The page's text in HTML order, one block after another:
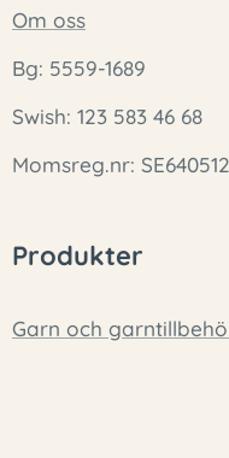
Om oss
Bg: 5559-1689
Swish: 123 583 46 68
Momsreg.nr:
Produkter
Garn och